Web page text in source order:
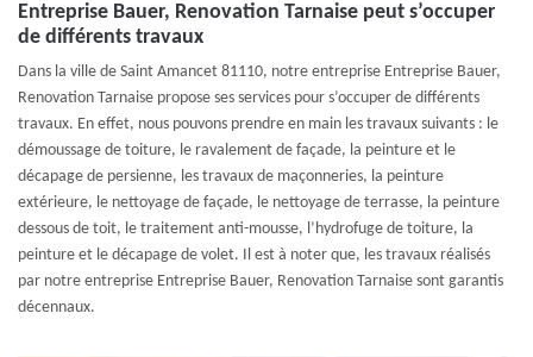
Entreprise Bauer, Renovation Tarnaise peut s’occuper
de différents travaux
Dans la ville de Saint Amancet 81110, notre entreprise Entreprise Bauer,
Renovation Tarnaise propose ses services pour s’occuper de différents
travaux. En effet, nous pouvons prendre en main les travaux suivants : le
démoussage de toiture, le ravalement de façade, la peinture et le
décapage de persienne, les travaux de maçonneries, la peinture
extérieure, le nettoyage de façade, le nettoyage de terrasse, la peinture
dessous de toit, le traitement anti-mousse, l’hydrofuge de toiture, la
peinture et le décapage de volet. Il est à noter que, les travaux réalisés
par notre entreprise Entreprise Bauer, Renovation Tarnaise sont garantis
décennaux.